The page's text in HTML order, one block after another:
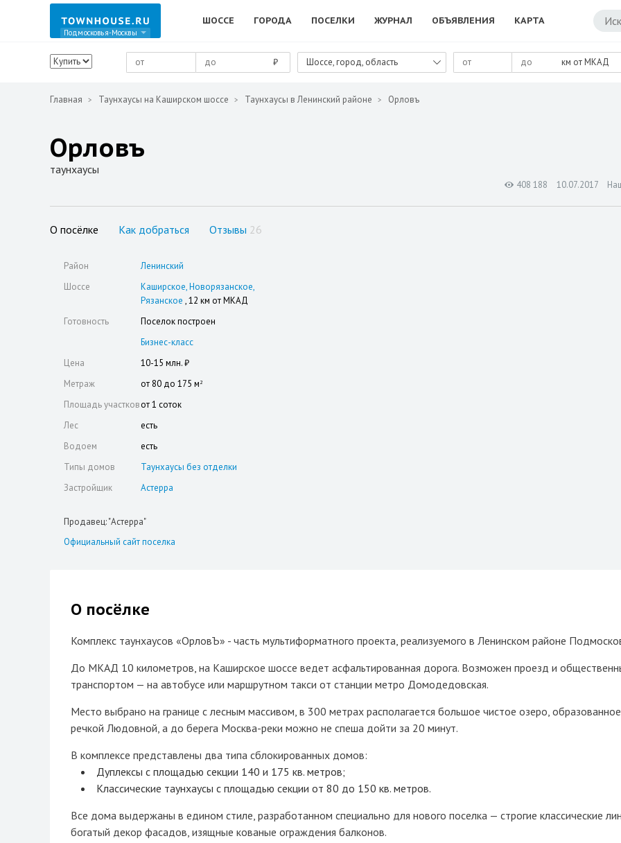
Подмосковья-Москвы
ШОССЕ ГОРОДА ПОСЕЛКИ ЖУРНАЛ ОБЪЯВЛЕНИЯ КАРТА
₽ Шоссе, город, область км от МКАД
Главная Таунхаусы на Каширском шоссе Таунхаусы в Ленинский районе Орловъ
Орловъ
таунхаусы
408 188 10.07.2017
О посёлке Как добраться Отзывы 26
Район
Ленинский
Шоссе
Каширское Новорязанское
Рязанское , 12 км от МКАД
Готовность
Поселок построен
Бизнес-класс
Цена
10-15 млн. ₽
Метраж
от 80 до 175 м 2
Площадь участковот 1 соток
Лес
есть
Водоем
есть
Типы домов
Таунхаусы без отделки
Застройщик
Астерра
Продавец: "Астерра"
Официальный сайт поселка
О посёлке
Комплекс таунхаусов «ОрловЪ» - часть мультиформатного проекта, реализуемого в Ленинском районе
До МКАД 10 километров, на Каширское шоссе ведет асфальтированная дорога. Возможен проезд и
транспортом — на автобусе или маршрутном такси от станции метро Домодедовская.
Место выбрано на границе с лесным массивом, в 300 метрах располагается большое чистое озеро, образованное
речкой Людовной, а до берега Москва-реки можно не спеша дойти за 20 минут.
В комплексе представлены два типа сблокированных домов:
Дуплексы с площадью секции 140 и 175 кв. метров;
Классические таунхаусы с площадью секции от 80 до 150 кв. метров.
Все дома выдержаны в едином стиле, разработанном специально для нового поселка — строгие классические
богатый декор фасадов, изящные кованые ограждения балконов.